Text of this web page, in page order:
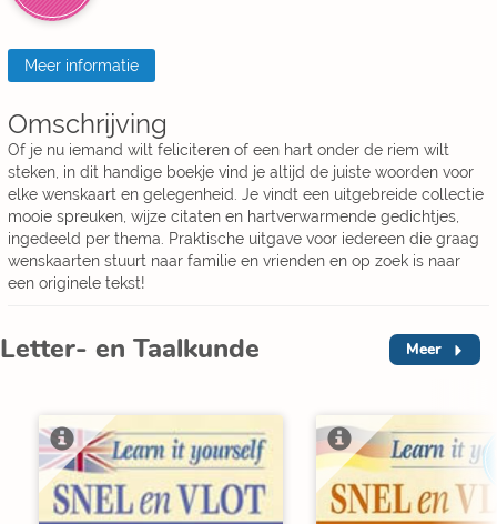
Meer informatie
Omschrijving
Of je nu iemand wilt feliciteren of een hart onder de riem wilt
steken, in dit handige boekje vind je altijd de juiste woorden voor
elke wenskaart en gelegenheid. Je vindt een uitgebreide collectie
mooie spreuken, wijze citaten en hartverwarmende gedichtjes,
ingedeeld per thema. Praktische uitgave voor iedereen die graag
wenskaarten stuurt naar familie en vrienden en op zoek is naar
een originele tekst!
Letter- en Taalkunde Meer